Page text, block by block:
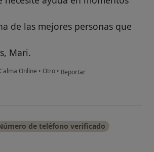
de las mejores personas que
Mari.
Calma Online • Otro • en opinión del usuario M. Casado
Reportar
de teléfono verificado